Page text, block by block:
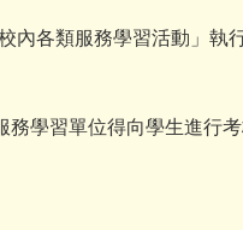
各類服務學習活動」執
學習單位得向學生進行